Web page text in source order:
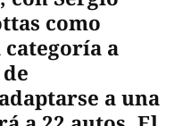
como
a
a una